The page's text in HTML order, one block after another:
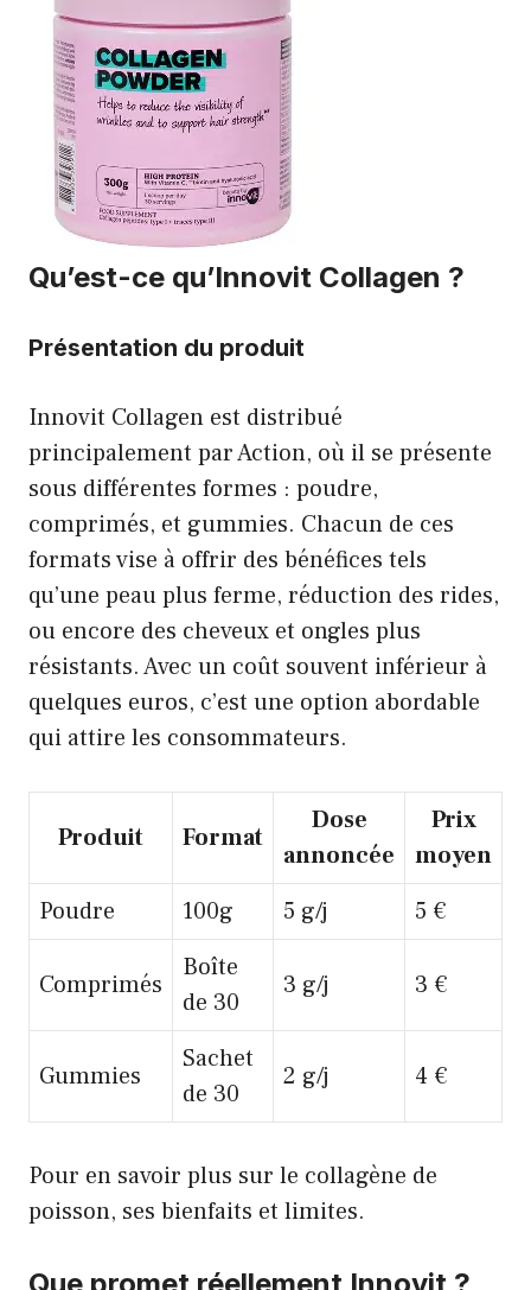
Qu’est-ce qu’Innovit Collagen ?
Présentation du produit
Innovit Collagen est distribué
principalement par Action, où il se présente
sous différentes formes : poudre,
comprimés, et gummies. Chacun de ces
formats vise à offrir des bénéfices tels
qu’une peau plus ferme, réduction des rides,
ou encore des cheveux et ongles plus
résistants. Avec un coût souvent inférieur à
quelques euros, c’est une option abordable
qui attire les consommateurs.
Produit Format
Dose
annoncée
Prix
moyen
Poudre
100g 5 g/j 5 €
Comprimés
Boîte
de 30
3 g/j 3 €
Gummies
Sachet
de 30
2 g/j 4 €
Pour en savoir plus sur le collagène de
poisson, ses bienfaits et limites.